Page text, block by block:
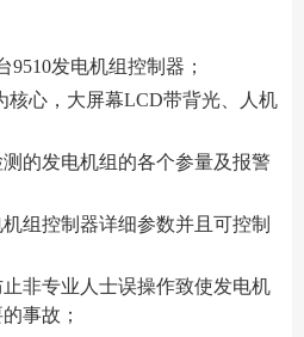
9510发电机组控制器；
核心，大屏幕LCD带背光、人机
的发电机组的各个参量及报警
组控制器详细参数并且可控制
非专业人士误操作致使发电机
事故；